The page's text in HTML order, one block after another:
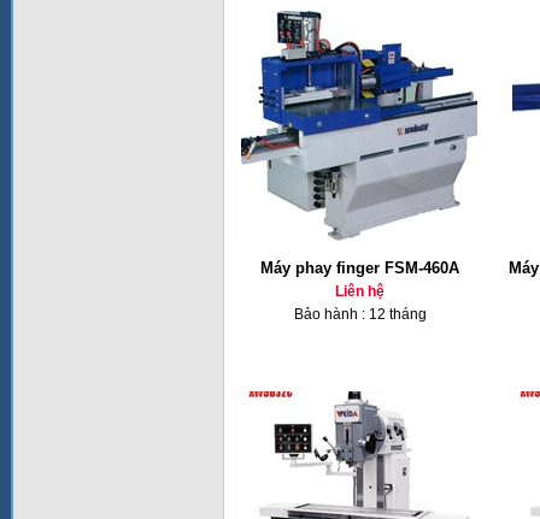
Máy phay finger FSM-460A
Liên hệ
Bảo hành : 12 tháng